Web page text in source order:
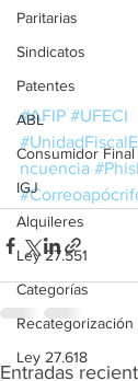
Paritarias
Sindicatos
Patentes
ABL
Consumidor Final
IGJ
Alquileres
Ley 27.551
Categorías
Recategorización
Ley 27.618
#AFIP #UFECI
ncuencia
Entradas